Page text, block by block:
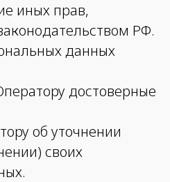
иных прав,
РФ.
данных
достоверные
об уточнении
своих